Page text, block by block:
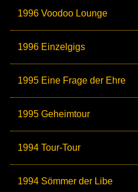
1996 Voodoo Lounge
1996 Einzelgigs
1995 Eine Frage der Ehre
1995 Geheimtour
1994 Tour-Tour
1994 Sömmer der Libe